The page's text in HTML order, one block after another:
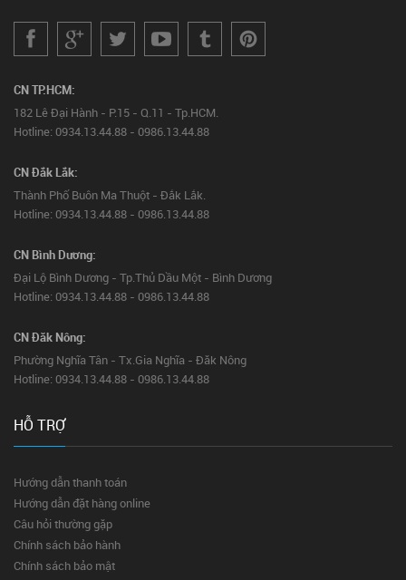
CN TP.HCM:
182 Lê Đại Hành - P.15 - Q.11 - Tp.HCM.
Hotline: 0934.13.44.88 - 0986.13.44.88
CN Đắk Lắk:
Thành Phố Buôn Ma Thuột - Đắk Lắk.
Hotline: 0934.13.44.88 - 0986.13.44.88
CN Bình Dương:
Đại Lộ Bình Dương - Tp.Thủ Dầu Một - Bình Dương
Hotline: 0934.13.44.88 - 0986.13.44.88
CN Đăk Nông:
Phường Nghĩa Tân - Tx.Gia Nghĩa - Đăk Nông
Hotline: 0934.13.44.88 - 0986.13.44.88
HỖ TRỢ
Hướng dẫn thanh toán
Hướng dẫn đặt hàng online
Câu hỏi thường gặp
Chính sách bảo hành
Chính sách bảo mật